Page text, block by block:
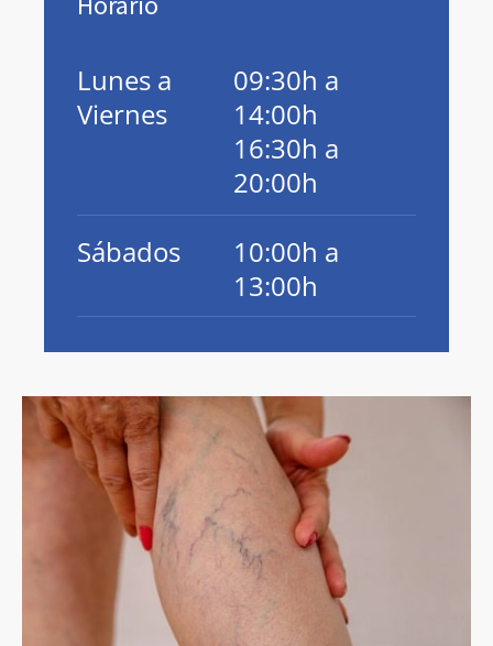
Lunes a
Viernes
09:30h a
14:00h
16:30h a
20:00h
Sábados
10:00h a
13:00h